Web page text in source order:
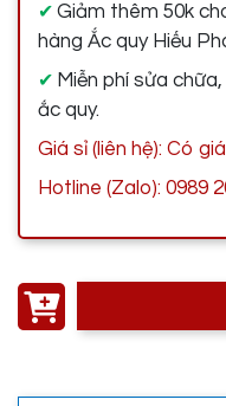
✔ Giảm thêm 50k
hàng Ắc quy Hiếu
✔ Miễn phí sửa
ắc quy.
Giá sỉ (liên hệ): Có
Hotline (Zalo): 0989